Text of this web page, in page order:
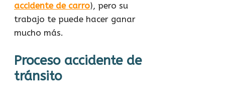
accidente de carro), pero su
trabajo te puede hacer ganar
mucho más.
Proceso accidente de
tránsito